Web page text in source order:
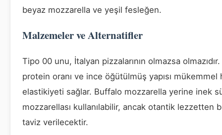
beyaz mozzarella ve yeşil fesleğen.
Malzemeler ve Alternatifler
Tipo 00 unu, İtalyan pizzalarının olmazsa
protein oranı ve ince öğütülmüş yapısı mükemmel
elastikiyeti sağlar. Buffalo mozzarella yerine inek
mozzarellası kullanılabilir, ancak otantik lezzetten
taviz verilecektir.